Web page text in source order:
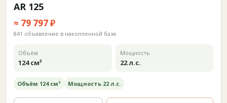
AR 125
≈ 79 797 ₽
841 объявление в накопленной базе
Объём
124 см³
Мощность
22 л.с.
Объём 124 см³ Мощность 22 л.с.